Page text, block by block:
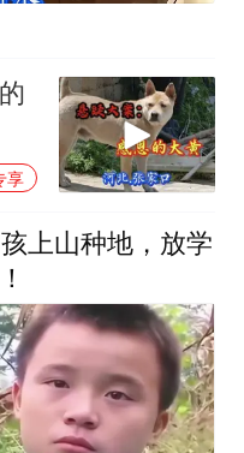
享
上山种地，放学